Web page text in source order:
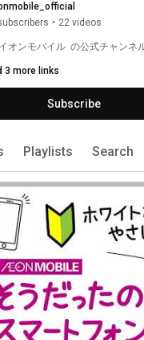
• 22 videos
オンモバイル  の公式チャンネ
3 more links
Subscribe
Playlists Search